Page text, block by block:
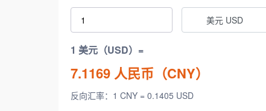
美元 USD
1 美元（USD）=
7.1169 人民币（CNY）
反向汇率：1 CNY = 0.1405 USD